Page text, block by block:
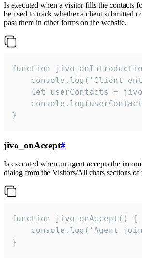
Is executed when a visitor fills the contacts
be used to track whether a client submitted
pass them in other forms on the website.
function
console.log('Client
let userContacts =
}
jivo_onAccept#
Is executed when an agent accepts the
dialog from the Visitors/All chats sections of
function jivo_onAccept() {
}